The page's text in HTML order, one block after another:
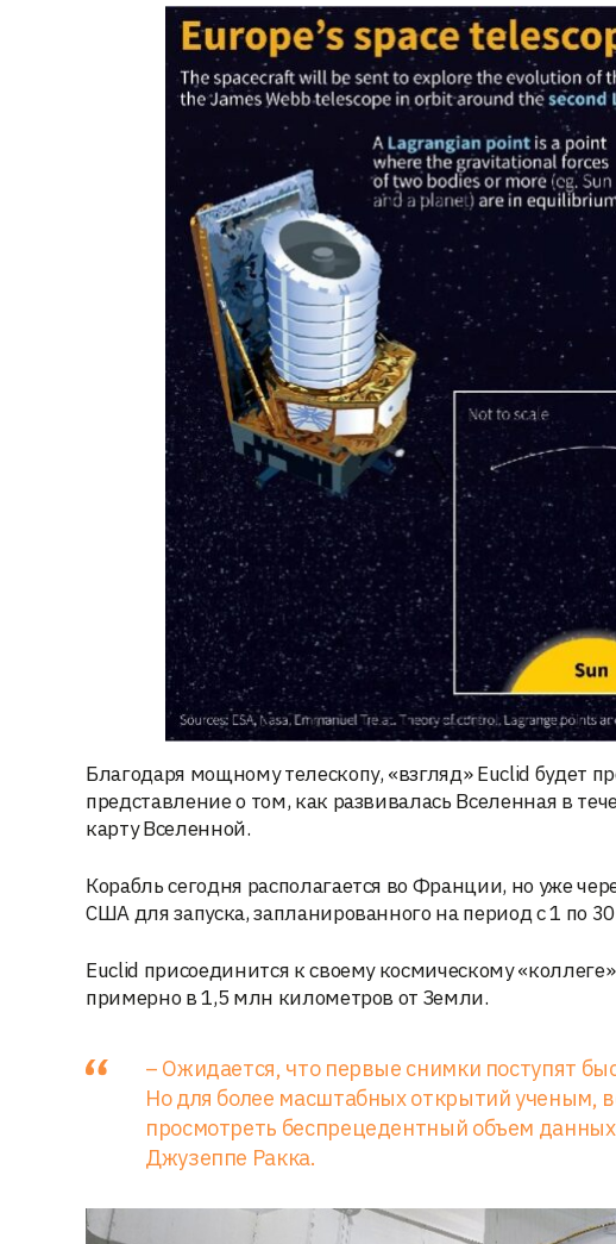
Благодаря мощному телескопу, «взгляд» Euclid будет
представление о том, как развивалась Вселенная в
карту Вселенной.
Корабль сегодня располагается во Франции, но уже
США для запуска, запланированного на период с 1 по
Euclid присоединится к своему космическому
примерно в 1,5 млн километров от Земли.
– Ожидается, что первые снимки поступят
Но для более масштабных открытий ученым,
просмотреть беспрецедентный объем
Джузеппе Ракка.